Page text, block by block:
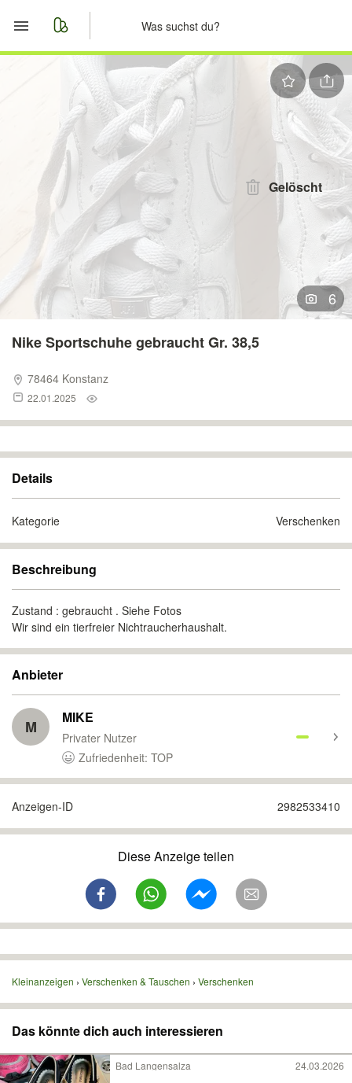
Merkliste
Nachrichten
Anzeige aufgeben
Gelöscht
6
Nike Sportschuhe gebraucht Gr. 38,5
78464 Konstanz
22.01.2025
Details
Kategorie Verschenken
Beschreibung
Zustand : gebraucht . Siehe Fotos
Wir sind ein tierfreier Nichtraucherhaushalt.
Anbieter
M MIKE
Privater Nutzer
Zufriedenheit: TOP
Anzeigen-ID 2982533410
Diese Anzeige teilen
Kleinanzeigen Verschenken & Tauschen Verschenken
Das könnte dich auch interessieren
Bad Langensalza 24.03.2026